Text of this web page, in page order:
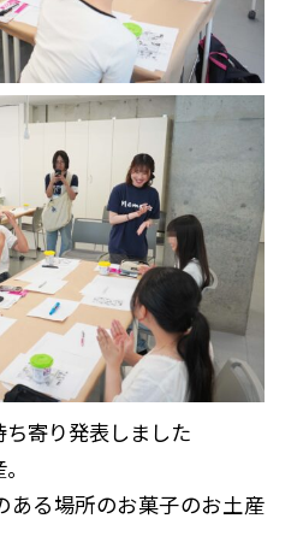
寄り発表しました
ある場所のお菓子のお土産